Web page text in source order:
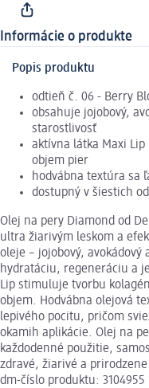
Informácie o produkte
Popis produktu
odtieň č. 06 - Berry
obsahuje jojobový,
starostlivosť
aktívna látka Maxi
objem pier
hodvábna textúra sa
dostupný v šiestich
Olej na pery Diamond od
ultra žiarivým leskom a
oleje – jojobový, avokádový
hydratáciu, regeneráciu a
Lip stimuluje tvorbu
objem. Hodvábna olejová
lepivého pocitu, pričom
okamih aplikácie. Olej na
každodenné použitie,
zdravé, žiarivé a
dm-číslo produktu: 3104955